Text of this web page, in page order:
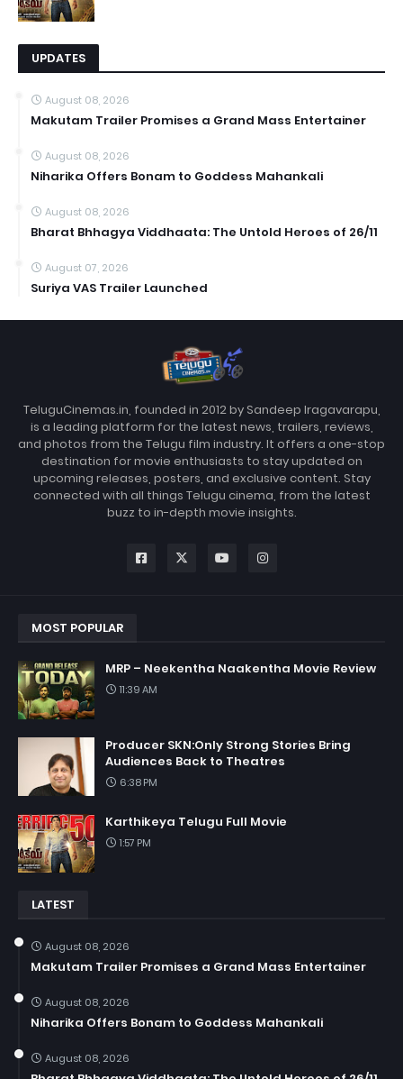
UPDATES
August 08, 2026
Makutam Trailer Promises a Grand Mass Entertainer
August 08, 2026
Niharika Offers Bonam to Goddess Mahankali
August 08, 2026
Bharat Bhhagya Viddhaata: The Untold Heroes of 26/11
August 07, 2026
Suriya VAS Trailer Launched
TeluguCinemas.in, founded in 2012 by Sandeep Iragavarapu,
is a leading platform for the latest news, trailers, reviews,
and photos from the Telugu film industry. It offers a one-stop
destination for movie enthusiasts to stay updated on
upcoming releases, posters, and exclusive content. Stay
connected with all things Telugu cinema, from the latest
buzz to in-depth movie insights.
MOST POPULAR
MRP – Neekentha Naakentha Movie Review
11:39 AM
Producer SKN:Only Strong Stories Bring
Audiences Back to Theatres
6:38 PM
Karthikeya Telugu Full Movie
1:57 PM
LATEST
August 08, 2026
Makutam Trailer Promises a Grand Mass Entertainer
August 08, 2026
Niharika Offers Bonam to Goddess Mahankali
August 08, 2026